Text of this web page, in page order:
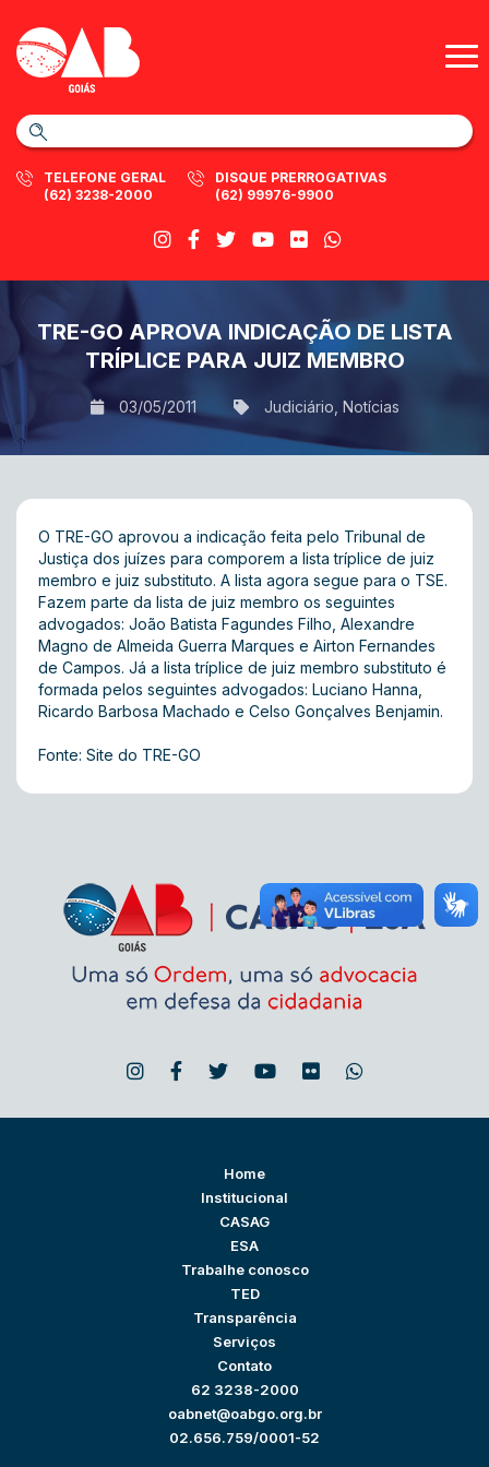
TELEFONE GERAL
(62) 3238-2000
DISQUE PRERROGATIVAS
(62) 99976-9900
TRE-GO APROVA INDICAÇÃO DE LISTA
TRÍPLICE PARA JUIZ MEMBRO
03/05/2011 Judiciário Notícias
O TRE-GO aprovou a indicação feita pelo Tribunal de
Justiça dos juízes para comporem a lista tríplice de juiz
membro e juiz substituto. A lista agora segue para o TSE.
Fazem parte da lista de juiz membro os seguintes
advogados: João Batista Fagundes Filho, Alexandre
Magno de Almeida Guerra Marques e Airton Fernandes
de Campos. Já a lista tríplice de juiz membro substituto é
formada pelos seguintes advogados: Luciano Hanna,
Ricardo Barbosa Machado e Celso Gonçalves Benjamin.
Fonte: Site do TRE-GO
Home
Institucional
CASAG
ESA
Trabalhe conosco
TED
Transparência
Serviços
Contato
62 3238-2000
oabnet@oabgo.org.br
02.656.759/0001-52